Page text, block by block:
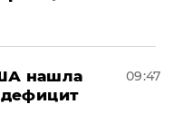
нашла
дефицит
09:47